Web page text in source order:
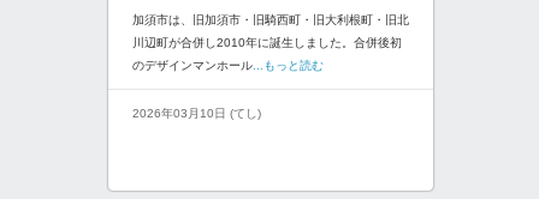
加須市は、旧加須市・旧騎西町・旧大利根町・旧北
川辺町が合併し2010年に誕生しました。合併後初
のデザインマンホール ...もっと読む
2026年03月10日 (てし)